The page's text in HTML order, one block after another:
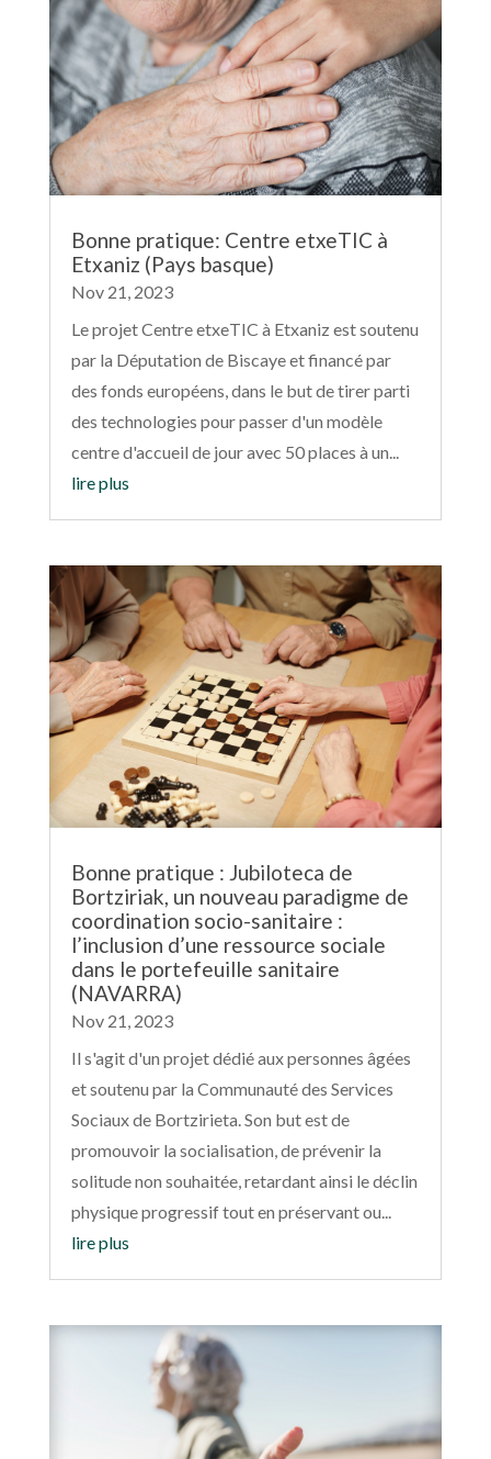
Bonne pratique: Centre etxeTIC à
Etxaniz (Pays basque)
Nov 21, 2023
Le projet Centre etxeTIC à Etxaniz est soutenu
par la Députation de Biscaye et financé par
des fonds européens, dans le but de tirer parti
des technologies pour passer d'un modèle
centre d'accueil de jour avec 50 places à un...
lire plus
Bonne pratique : Jubiloteca de
Bortziriak, un nouveau paradigme de
coordination socio-sanitaire :
l’inclusion d’une ressource sociale
dans le portefeuille sanitaire
(NAVARRA)
Nov 21, 2023
Il s'agit d'un projet dédié aux personnes âgées
et soutenu par la Communauté des Services
Sociaux de Bortzirieta. Son but est de
promouvoir la socialisation, de prévenir la
solitude non souhaitée, retardant ainsi le déclin
physique progressif tout en préservant ou...
lire plus